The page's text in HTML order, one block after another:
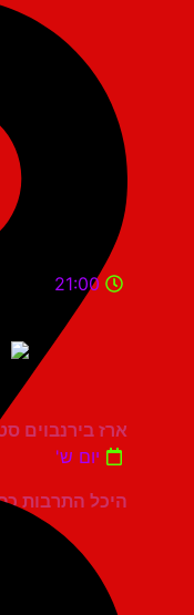
היכל התרבות כפר סבא
21:00
ארז בירנבוים סטנדאפ
יום ש'